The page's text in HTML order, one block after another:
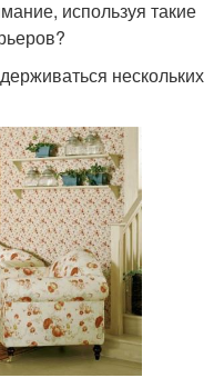
используя такие
нескольких